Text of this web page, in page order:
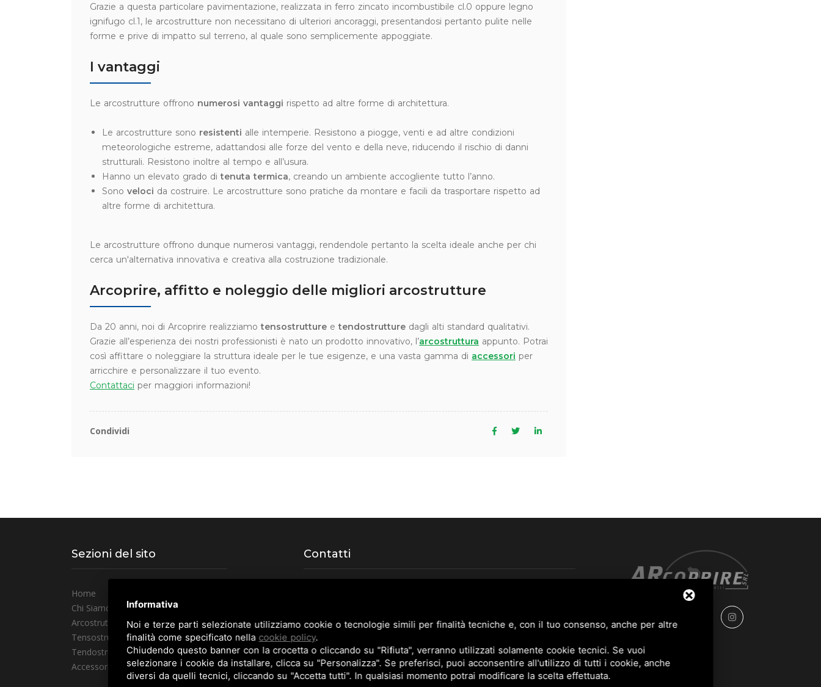
Grazie a questa particolare pavimentazione, realizzata in ferro zincato incombustibile cl.0 oppure legno
ignifugo cl.1, le arcostrutture non necessitano di ulteriori ancoraggi, presentandosi pertanto pulite nelle
forme e prive di impatto sul terreno, al quale sono semplicemente appoggiate.
I vantaggi
Le arcostrutture offrono numerosi vantaggi rispetto ad altre forme di architettura.
Le arcostrutture sono resistenti alle intemperie. Resistono a piogge, venti e ad altre condizioni
meteorologiche estreme, adattandosi alle forze del vento e della neve, riducendo il rischio di danni
strutturali. Resistono inoltre al tempo e all’usura.
Hanno un elevato grado ditenuta termica, creando un ambiente accogliente tutto l’anno.
Sono veloci da costruire. Le arcostrutture sono pratiche da montare e facili da trasportare rispetto ad
altre forme di architettura.
Le arcostrutture offrono dunque numerosi vantaggi, rendendole pertanto la scelta ideale anche per chi
cerca un'alternativa innovativa e creativa alla costruzione tradizionale.
Arcoprire, affitto e noleggio delle migliori arcostrutture
Da 20 anni, noi di Arcoprire realizziamotensostrutture etendostrutture dagli alti standard qualitativi.
Grazie all’esperienza dei nostri professionisti è nato un prodotto innovativo, l’arcostruttura appunto. Potrai
così affittare o noleggiare la struttura ideale per le tue esigenze, e una vasta gamma di accessori per
arricchire e personalizzare il tuo evento.
Contattaci per maggiori informazioni!
Condividi
Sezioni del sito
Home
Chi Siamo
Arcostrutture
Tensostrutture
Tendostrutture
Accessori
Applicazioni
Fiere
News
Contatti
Contatti
(+39)059 934937
Informativa
Noi e terze parti selezionate utilizziamo cookie o tecnologie simili per finalità tecniche e, con il tuo consenso, anche per altre
finalità come specificato nella cookie policy.
Chiudendo questo banner con la crocetta o cliccando su "Rifiuta", verranno utilizzati solamente cookie tecnici. Se vuoi
selezionare i cookie da installare, clicca su "Personalizza". Se preferisci, puoi acconsentire all'utilizzo di tutti i cookie, anche
diversi da quelli tecnici, cliccando su "Accetta tutti". In qualsiasi momento potrai modificare la scelta effettuata.